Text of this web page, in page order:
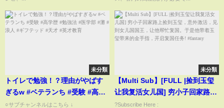
未分類
トイレで勉強！？理由がやばす
ぎるw #ベテランち #受験 #高学
歴 #勉強法 #医学部 #灘 #浪人 #
○サブチャンネルはこちら ↓
未分類
【Multi Sub】[FULL |捡到玉玺
让我复活女儿国] 穷小子回家路上
捡到玉玺，意外激活，见到女儿
?Subscribe Here :